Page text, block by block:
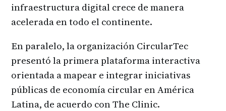
infraestructura digital crece de manera
acelerada en todo el continente.
En paralelo, la organización CircularTec
presentó la primera plataforma interactiva
orientada a mapear e integrar iniciativas
públicas de economía circular en América
Latina, de acuerdo con The Clinic.